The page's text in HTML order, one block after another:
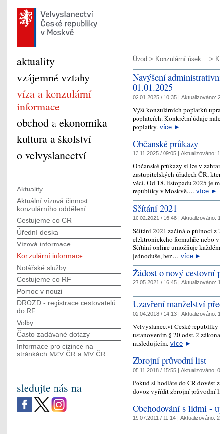
Úvod > Konzulární úsek... >
Navýšení
01.01.2025
02.01.2025 / 10:35 | Aktualizováno:
Výši konzulárních poplatků
poplatcích. Konkrétní údaje
poplatky. více ►
Občanské průkazy
13.11.2025 / 09:05 | Aktualizováno:
Občanské průkazy si lze v
zastupitelských úřadech ČR,
věcí. Od 18. listopadu 2025 je
republiky v Moskvě.… více ►
Sčítání 2021
10.02.2021 / 16:48 | Aktualizováno:
Sčítání 2021 začíná o půlnoci z
elektronického formuláře nebo
Sčítání online umožňuje
jednoduše, bez… více ►
Žádost o nový cestovní
27.05.2021 / 16:45 | Aktualizováno:
Uzavření manželství
02.04.2018 / 14:13 | Aktualizováno:
Velvyslanectví České
ustanovením § 20 odst. 2
následujícím. více ►
Zbrojní průvodní list
05.11.2018 / 15:55 | Aktualizováno:
Pokud si hodláte do ČR dovést
dovoz vyřídit zbrojní průvodní
Obchodování s lidmi -
19.07.2011 / 11:14 | Aktualizováno:
aktuality
vzájemné vztahy
víza a konzulární
informace
obchod a ekonomika
kultura a školství
o velvyslanectví
Aktuality
Aktuální vízová činnost
konzulárního oddělení
Cestujeme do ČR
Úřední deska
Vízová informace
Konzulární informace
Notářské služby
Cestujeme do RF
Pomoc v nouzi
DROZD - registrace cestovatelů
do RF
Volby
Často zadávané dotazy
Informace pro cizince na
stránkách MZV ČR а MV ČR
sledujte nás na